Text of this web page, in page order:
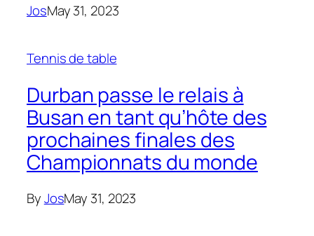
JosMay 31, 2023
Tennis de table
Durban passe le relais à
Busan en tant qu’hôte des
prochaines finales des
Championnats du monde
ByJosMay 31, 2023